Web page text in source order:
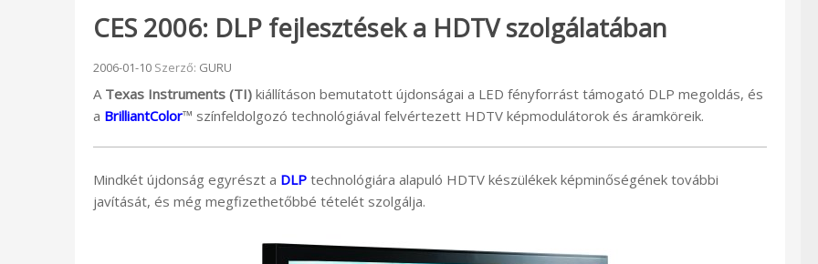
CES 2006: DLP fejlesztések a HDTV szolgálatában
Beküldve:
2006-01-10 Szerző: GURU
A Texas Instruments (TI) kiállításon bemutatott újdonságai a LED fényforrást támogató DLP megoldás, és
a BrilliantColor™ színfeldolgozó technológiával felvértezett HDTV képmodulátorok és áramköreik.
Mindkét újdonság egyrészt a DLP technológiára alapuló HDTV készülékek képminőségének további
javítását, és még megfizethetőbbé tételét szolgálja.